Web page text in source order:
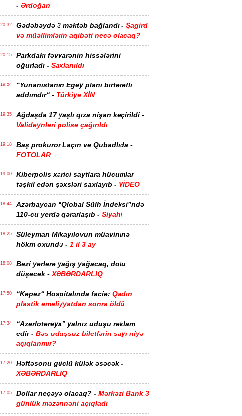
- Ərdoğan
20:32 Gədəbəydə 3 məktəb bağlandı - Şagird
və müəllimlərin aqibəti necə olacaq?
20:15
Parkdakı fəvvarənin hissələrini
oğurladı - Saxlanıldı
19:54
“Yunanıstanın Egey planı birtərəfli
addımdır“ - Türkiyə XİN
19:35
Ağdaşda 17 yaşlı qıza nişan keçirildi -
Valideynləri polisə çağırıldı
19:18
Baş prokuror Laçın və Qubadlıda -
FOTOLAR
19:00
Kiberpolis xarici saytlara hücumlar
təşkil edən şəxsləri saxlayıb - VİDEO
18:44
Azərbaycan “Qlobal Sülh İndeksi”ndə
110-cu yerdə qərarlaşıb - Siyahı
18:25
Süleyman Mikayılovun müavininə
hökm oxundu - 1 il 3 ay
18:08
Bəzi yerlərə yağış yağacaq, dolu
düşəcək - XƏBƏRDARLIQ
17:50 “Kəpəz“ Hospitalında faciə: Qadın
plastik əməliyyatdan sonra öldü
17:34
“Azərlotereya” yalnız uduşu reklam
edir - Bəs uduşsuz biletlərin sayı niyə
açıqlanmır?
17:20
Həftəsonu güclü külək əsəcək -
XƏBƏRDARLIQ
17:05 Dollar neçəyə olacaq? - Mərkəzi Bank 3
günlük məzənnəni açıqladı